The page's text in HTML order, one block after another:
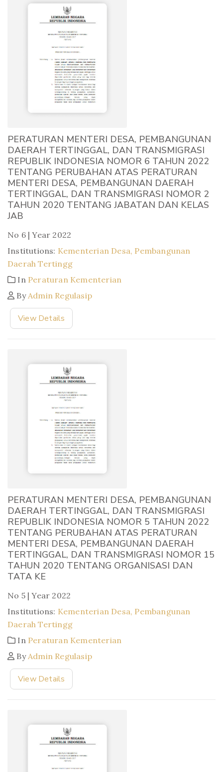
PERATURAN MENTERI DESA, PEMBANGUNAN
DAERAH TERTINGGAL, DAN TRANSMIGRASI
REPUBLIK INDONESIA NOMOR 6 TAHUN 2022
TENTANG PERUBAHAN ATAS PERATURAN
MENTERI DESA, PEMBANGUNAN DAERAH
TERTINGGAL, DAN TRANSMIGRASI NOMOR 2
TAHUN 2020 TENTANG JABATAN DAN KELAS
JAB
No 6 | Year 2022
Institutions: Kementerian Desa, Pembangunan
Daerah Tertingg
In Peraturan Kementerian
By Admin Regulasip
View Details
PERATURAN MENTERI DESA, PEMBANGUNAN
DAERAH TERTINGGAL, DAN TRANSMIGRASI
REPUBLIK INDONESIA NOMOR 5 TAHUN 2022
TENTANG PERUBAHAN ATAS PERATURAN
MENTERI DESA, PEMBANGUNAN DAERAH
TERTINGGAL, DAN TRANSMIGRASI NOMOR 15
TAHUN 2020 TENTANG ORGANISASI DAN
TATA KE
No 5 | Year 2022
Institutions: Kementerian Desa, Pembangunan
Daerah Tertingg
In Peraturan Kementerian
By Admin Regulasip
View Details